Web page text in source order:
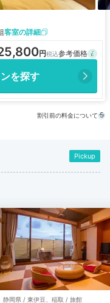
客室の詳細
を探す
割引前の料金について
Pickup
静岡県 / 東伊豆、稲取 / 旅館